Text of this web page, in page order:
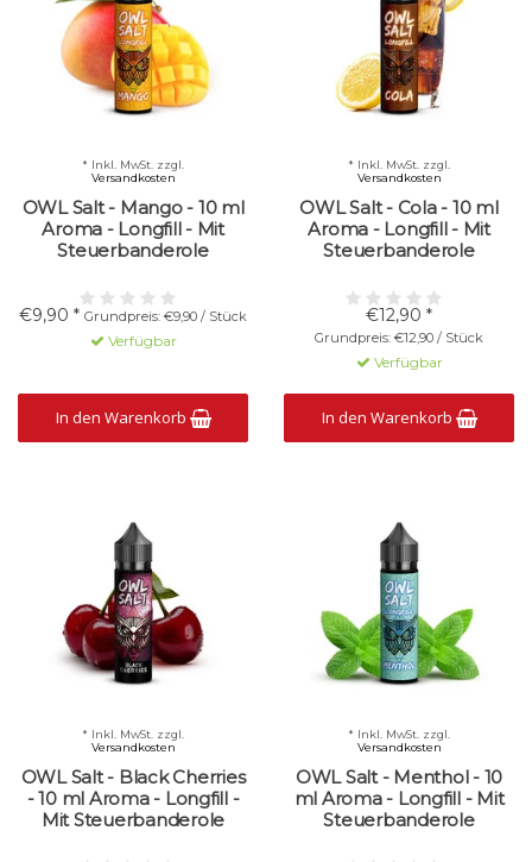
OWL Salt - Mango - 10 ml
Aroma - Longfill - Mit
Steuerbanderole
€9,90 * Grundpreis: €9,90 / Stück
* Inkl. MwSt. zzgl.
Versandkosten
Verfügbar
In den Warenkorb
OWL Salt - Cola - 10 ml
Aroma - Longfill - Mit
Steuerbanderole
€12,90 *
Grundpreis: €12,90 / Stück
* Inkl. MwSt. zzgl.
Versandkosten
Verfügbar
In den Warenkorb
OWL Salt - Black Cherries
- 10 ml Aroma - Longfill -
Mit Steuerbanderole
* Inkl. MwSt. zzgl.
Versandkosten
OWL Salt - Menthol - 10
ml Aroma - Longfill - Mit
Steuerbanderole
* Inkl. MwSt. zzgl.
Versandkosten